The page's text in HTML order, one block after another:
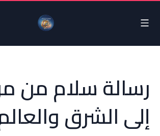
رسالة سلام من
إلى الشرق